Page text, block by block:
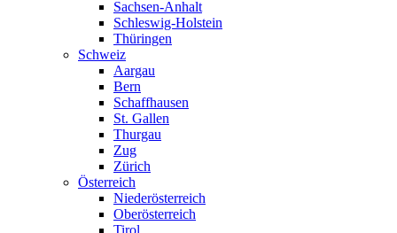
Sachsen-Anhalt
Schleswig-Holstein
Thüringen
Schweiz
Aargau
Bern
Schaffhausen
St. Gallen
Thurgau
Zug
Zürich
Österreich
Niederösterreich
Oberösterreich
Tirol